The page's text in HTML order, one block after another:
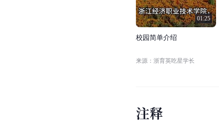
01:25
校 园 简单介绍
来源：浙育英吃星学长
注释